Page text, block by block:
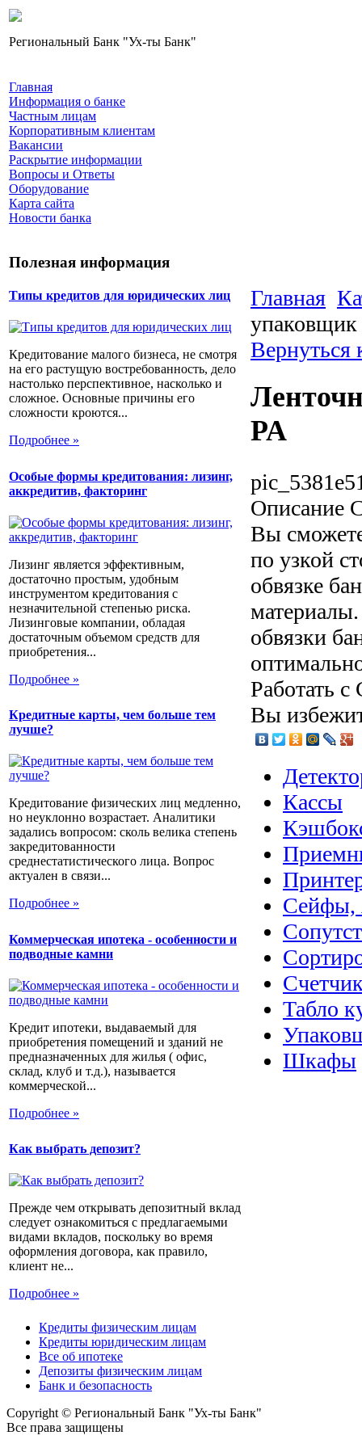
Региональный Банк "Ух-ты Банк"
Главная
Информация о банке
Частным лицам
Корпоративным клиентам
Вакансии
Раскрытие информации
Вопросы и Ответы
Оборудование
Карта сайта
Новости банка
Полезная информация
Типы кредитов для юридических лиц
Кредитование малого бизнеса, не смотря
на его растущую востребованность, дело
настолько перспективное, насколько и
сложное. Основные причины его
сложности кроются...
Подробнее »
Особые формы кредитования: лизинг,
аккредитив, факторинг
Лизинг является эффективным,
достаточно простым, удобным
инструментом кредитования с
незначительной степенью риска.
Лизинговые компании, обладая
достаточным объемом средств для
приобретения...
Подробнее »
Кредитные карты, чем больше тем
лучше?
Кредитование физических лиц медленно,
но неуклонно возрастает. Аналитики
задались вопросом: сколь велика степень
закредитованности
среднестатистического лица. Вопрос
актуален в связи...
Подробнее »
Коммерческая ипотека - особенности и
подводные камни
Кредит ипотеки, выдаваемый для
приобретения помещений и зданий не
предназначенных для жилья ( офис,
склад, клуб и т.д.), называется
коммерческой...
Подробнее »
Как выбрать депозит?
Прежде чем открывать депозитный вклад
следует ознакомиться с предлагаемыми
видами вкладов, поскольку во время
оформления договора, как правило,
клиент не...
Подробнее »
Главная
упаковщик
Вернуться
PA
Описание
Вы
по узкой
обвязке
обвязки
Работать
Вы
Кассы
Сейфы,
Табло
Шкафы
Кредиты физическим лицам
Кредиты юридическим лицам
Все об ипотеке
Депозиты физическим лицам
Банк и безопасность
Copyright © Региональный Банк "Ух-ты Банк"
Все права защищены